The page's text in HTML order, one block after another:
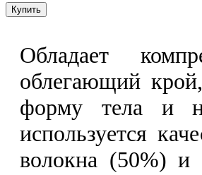
Обладает
облегающий
форму тела и
используется
волокна (50%) и